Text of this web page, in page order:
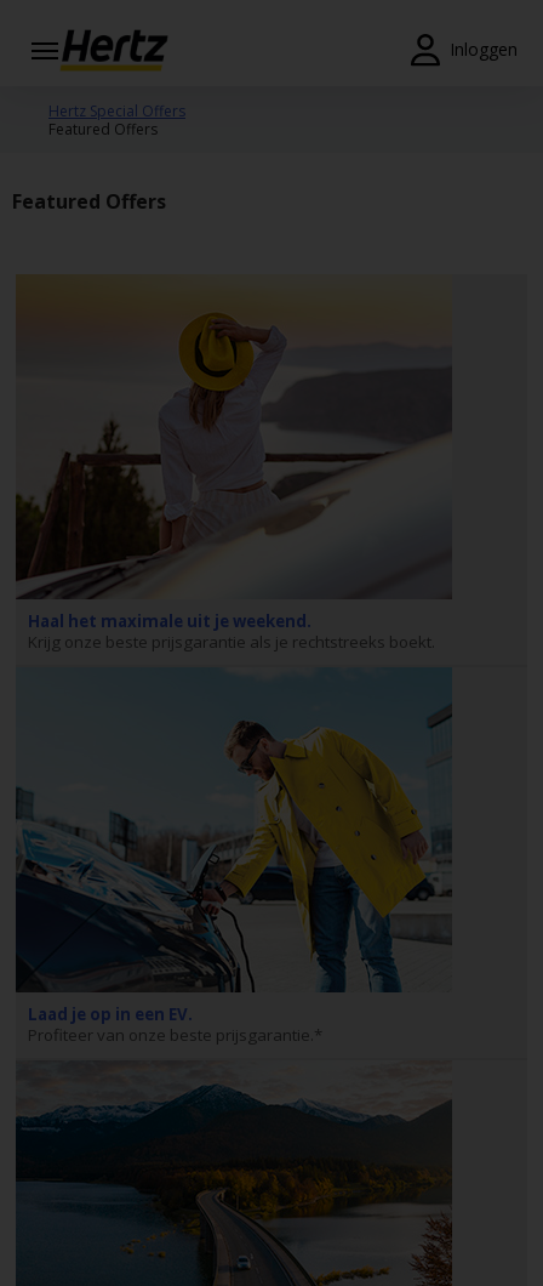
Inloggen
Menu
Reserveringen
Locaties
NL/BE
Tarieven en
Reserveringen
Bestelwagen
huren
Speciale
aanbiedingen
Locaties
Loyaliteitsprogramma
Hertz Special Offers
Featured Offers
Featured Offers
Haal het maximale uit je weekend.
Krijg onze beste prijsgarantie als je rechtstreeks boekt.
Laad je op in een EV.
Profiteer van onze beste prijsgarantie.*